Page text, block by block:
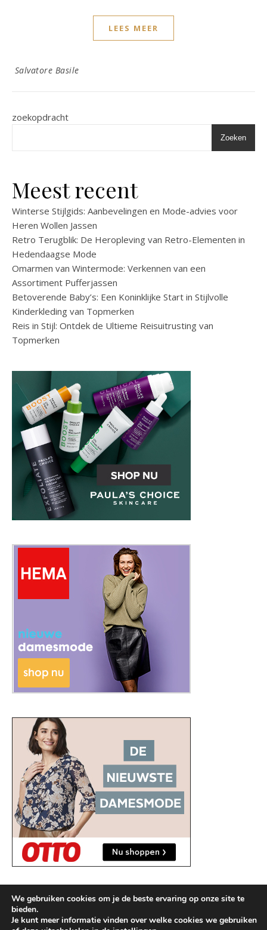
LEES MEER
Salvatore Basile
zoekopdracht
Zoeken
Meest recent
Winterse Stijlgids: Aanbevelingen en Mode-advies voor
Heren Wollen Jassen
Retro Terugblik: De Heropleving van Retro-Elementen in
Hedendaagse Mode
Omarmen van Wintermode: Verkennen van een
Assortiment Pufferjassen
Betoverende Baby’s: Een Koninklijke Start in Stijlvolle
Kinderkleding van Topmerken
Reis in Stijl: Ontdek de Ultieme Reisuitrusting van
Topmerken
We gebruiken cookies om je de beste ervaring op onze site te
bieden.
Je kunt meer informatie vinden over welke cookies we gebruiken